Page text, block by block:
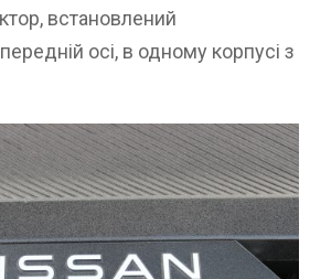
встановлений
осі, в одному корпусі з